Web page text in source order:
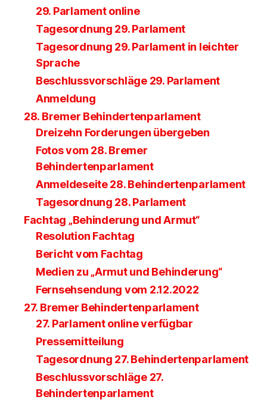
29. Parlament online
Tagesordnung 29. Parlament
Tagesordnung 29. Parlament in leichter
Sprache
Beschlussvorschläge 29. Parlament
Anmeldung
28. Bremer Behindertenparlament
Dreizehn Forderungen übergeben
Fotos vom 28. Bremer
Behindertenparlament
Anmeldeseite 28. Behindertenparlament
Tagesordnung 28. Parlament
Fachtag „Behinderung und Armut“
Resolution Fachtag
Bericht vom Fachtag
Medien zu „Armut und Behinderung“
Fernsehsendung vom 2.12.2022
27. Bremer Behindertenparlament
27. Parlament online verfügbar
Pressemitteilung
Tagesordnung 27. Behindertenparlament
Beschlussvorschläge 27.
Behindertenparlament